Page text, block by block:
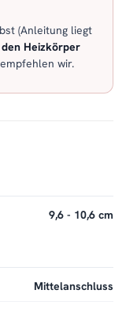
(Anleitung liegt
Heizkörper
wir.
9,6 - 10,6 cm
Mittelanschluss